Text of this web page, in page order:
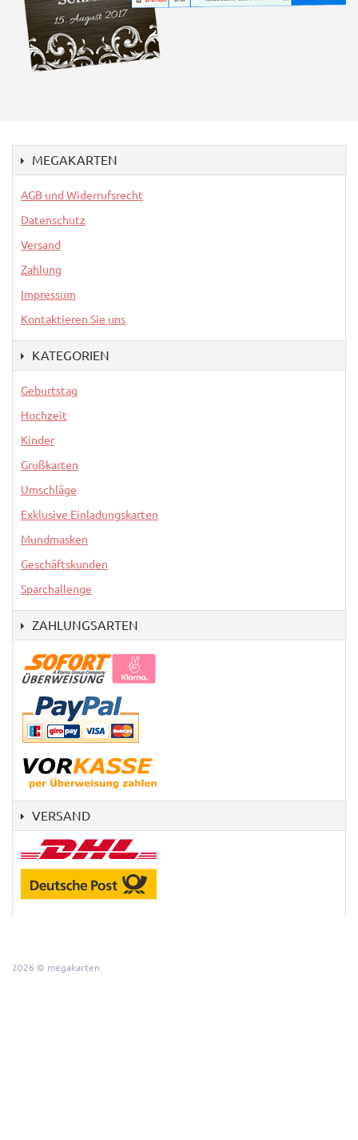
MEGAKARTEN
AGB und Widerrufsrecht
Datenschutz
Versand
Zahlung
Impressum
Kontaktieren Sie uns
KATEGORIEN
Geburtstag
Hochzeit
Kinder
Grußkarten
Umschläge
Exklusive Einladungskarten
Mundmasken
Geschäftskunden
Sparchallenge
ZAHLUNGSARTEN
VERSAND
2026 © megakarten